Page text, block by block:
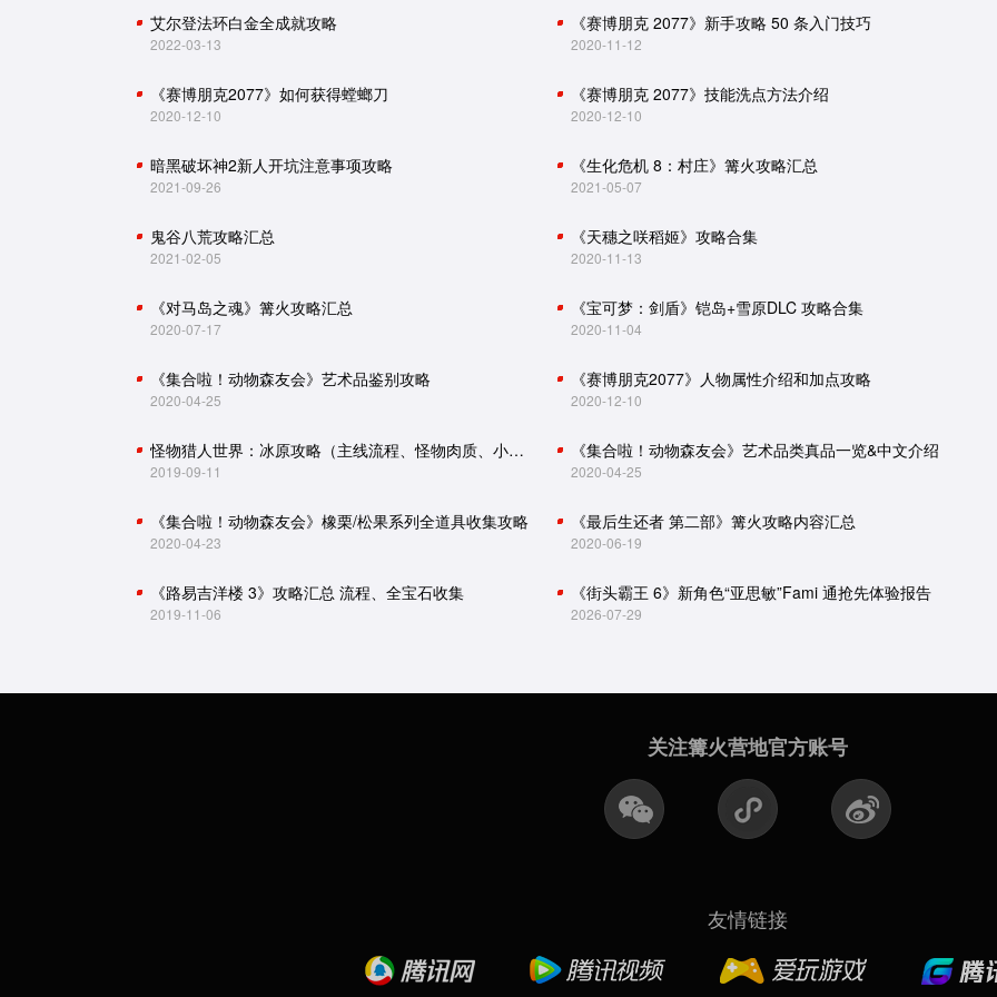
艾尔登法环白金全成就攻略
2022-03-13
《赛博朋克 2077》新手攻略 50 条入门技巧
2020-11-12
《赛博朋克2077》如何获得螳螂刀
2020-12-10
《赛博朋克 2077》技能洗点方法介绍
2020-12-10
暗黑破坏神2新人开坑注意事项攻略
2021-09-26
《生化危机 8：村庄》篝火攻略汇总
2021-05-07
鬼谷八荒攻略汇总
2021-02-05
《天穗之咲稻姬》攻略合集
2020-11-13
《对马岛之魂》篝火攻略汇总
2020-07-17
《宝可梦：剑盾》铠岛+雪原DLC 攻略合集
2020-11-04
《集合啦！动物森友会》艺术品鉴别攻略
2020-04-25
《赛博朋克2077》人物属性介绍和加点攻略
2020-12-10
怪物猎人世界：冰原攻略（主线流程、怪物肉质、小技巧）
2019-09-11
《集合啦！动物森友会》艺术品类真品一览&中文介绍
2020-04-25
《集合啦！动物森友会》橡栗/松果系列全道具收集攻略
2020-04-23
《最后生还者 第二部》篝火攻略内容汇总
2020-06-19
《路易吉洋楼 3》攻略汇总 流程、全宝石收集
2019-11-06
《街头霸王 6》新角色“亚思敏”Fami 通抢先体验报告
2026-07-29
关注篝火营地官方账号
友情链接